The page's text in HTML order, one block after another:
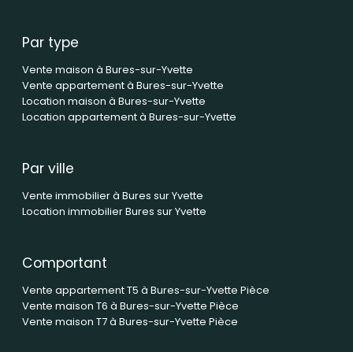
Par type
Vente maison à Bures-sur-Yvette
Vente appartement à Bures-sur-Yvette
Location maison à Bures-sur-Yvette
Location appartement à Bures-sur-Yvette
Par ville
Vente immobilier à Bures sur Yvette
Location immobilier Bures sur Yvette
Comportant
Vente appartement T5 à Bures-sur-Yvette Pièce
Vente maison T6 à Bures-sur-Yvette Pièce
Vente maison T7 à Bures-sur-Yvette Pièce